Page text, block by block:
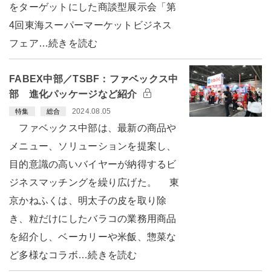
をターゲットにした商談型展示会「第
4回東海スーパーマーケットビジネス
フェア…続きを読む
FABEX中部／TSBF：ファベックス中
部 進化パッケージなど紹介
特集 総合 2024.08.05
ファベックス中部は、最新の商品や
メニュー、ソリューションを提案し、
目的意識の高いバイヤーが納得するビ
ジネスマッチングを繰り広げた。 東
京かねふくは、明太子の皮を取り除
き、粒だけにしたバラコの業務用商品
を紹介し、ベーカリーや米飯、惣菜な
ど多様なコラボ…続きを読む